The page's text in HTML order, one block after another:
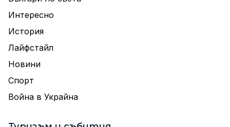
Интересно
История
Лайфстайл
Новини
Спорт
Война в Украйна